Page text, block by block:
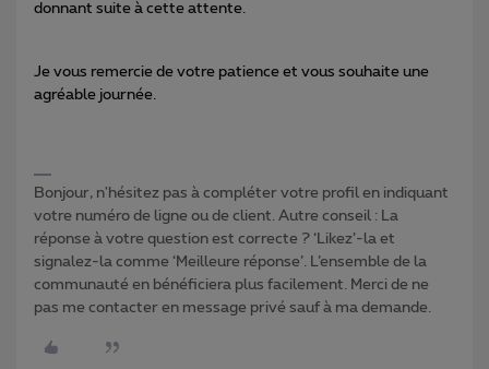
donnant suite à cette attente.
Je vous remercie de votre patience et vous souhaite une
agréable journée.
Bonjour, n'hésitez pas à compléter votre profil en indiquant
votre numéro de ligne ou de client. Autre conseil : La
réponse à votre question est correcte ? ‘Likez’-la et
signalez-la comme ‘Meilleure réponse’. L’ensemble de la
communauté en bénéficiera plus facilement. Merci de ne
pas me contacter en message privé sauf à ma demande.